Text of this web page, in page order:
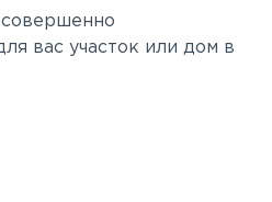
вас участок или дом в